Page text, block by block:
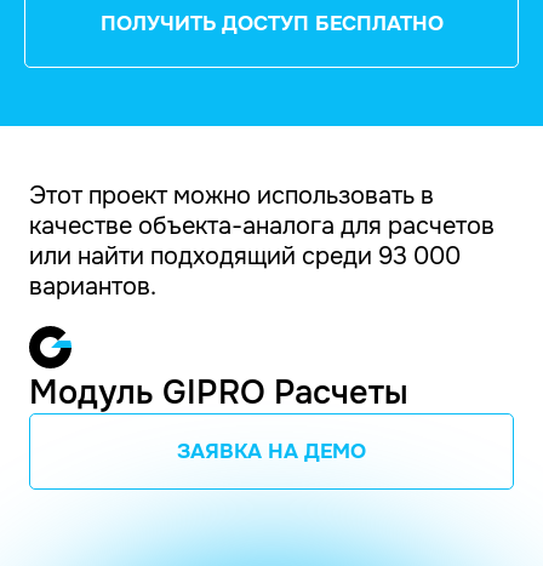
ПОЛУЧИТЬ ДОСТУП БЕСПЛАТНО
Этот проект можно использовать в
качестве объекта-аналога для расчетов
или найти подходящий среди 93 000
вариантов.
Модуль GIPRO Расчеты
ЗАЯВКА НА ДЕМО